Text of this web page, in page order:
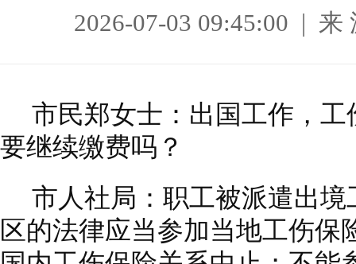
2026-07-03 09:45:00 |
市民郑女士：出国工作，
要继续缴费吗？
市人社局：职工被派遣出
区的法律应当参加当地工伤